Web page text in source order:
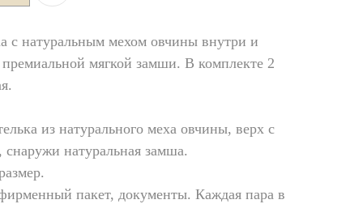
с натуральным мехом овчины внутри и
мягкой замши. В комплекте 2
из натурального меха овчины, верх с
натуральная замша.
пакет, документы. Каждая пара в